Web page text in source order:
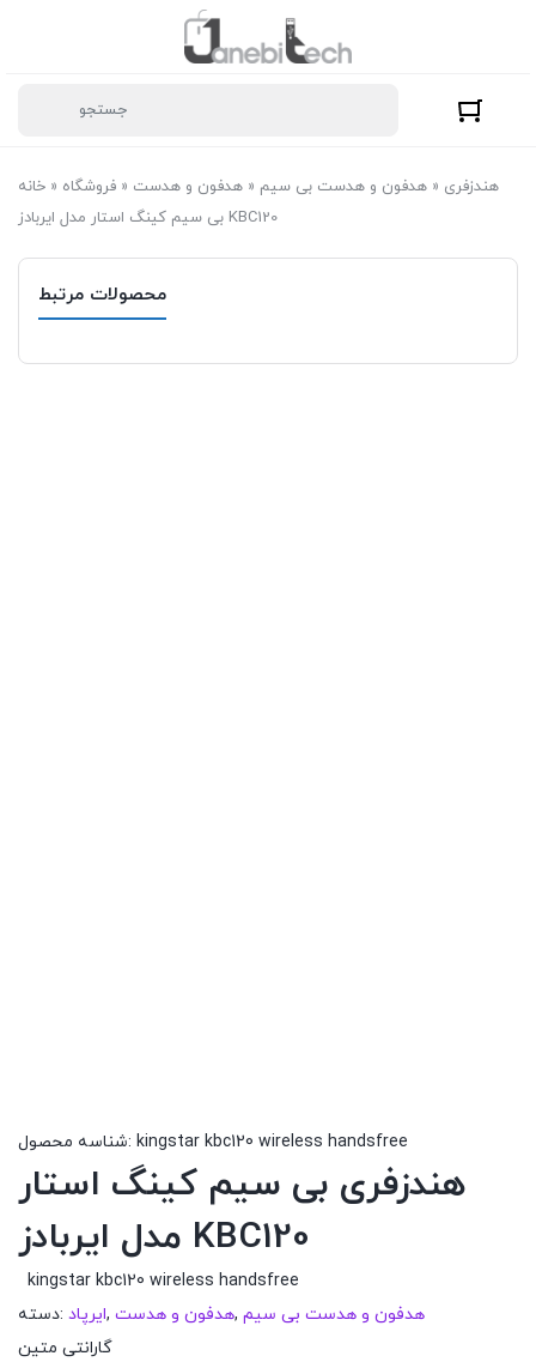
خانه » فروشگاه » هدفون و هدست » هدفون و هدست بی سیم » هندزفری
بی سیم کینگ استار مدل ایربادز KBC120
محصولات مرتبط
شناسه محصول: kingstar kbc120 wireless handsfree
هندزفری بی سیم کینگ استار
مدل ایربادز KBC120
kingstar kbc120 wireless handsfree
دسته: ایرپاد, هدفون و هدست, هدفون و هدست بی سیم
گارانتی متین